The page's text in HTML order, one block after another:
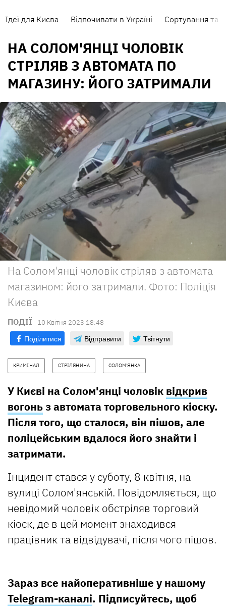
Ідеї для Києва Відпочивати в Україні Сортування та
НА СОЛОМ'ЯНЦІ ЧОЛОВІК
СТРІЛЯВ З АВТОМАТА ПО
МАГАЗИНУ: ЙОГО ЗАТРИМАЛИ
На Солом'янці чоловік стріляв з автомата
магазином: його затримали. Фото: Поліція
Києва
ПОДІЇ 10 Квiтня 2023 18:48
Поділитися Відправити Твітнути
КРИМІНАЛ СТРІЛЯНИНА СОЛОМ'ЯНКА
У Києві на Солом'янці чоловік відкрив
вогоньз автомата торговельного кіоску.
Після того, що сталося, він пішов, але
поліцейським вдалося його знайти і
затримати.
Інцидент стався у суботу, 8 квітня, на
вулиці Солом'янській. Повідомляється, що
невідомий чоловік обстріляв торговий
кіоск, де в цей момент знаходився
працівник та відвідувачі, після чого пішов.
Зараз все найоперативніше у нашому
Telegram-каналі. Підписуйтесь, щоб